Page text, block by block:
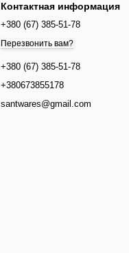
Контактная информация
+380 (67) 385-51-78
Перезвонить вам?
+380 (67) 385-51-78
+380673855178
santwares@gmail.com